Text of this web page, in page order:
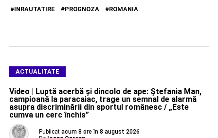
INRAUTATIRE PROGNOZA ROMANIA
ACTUALITATE
Video | Luptă acerbă și dincolo de ape: Ștefania Man,
campioană la paracaiac, trage un semnal de alarmă
asupra discriminării din sportul românesc / „Este
cumva un cerc închis”
Publicat acum 8 ore în 8 august 2026